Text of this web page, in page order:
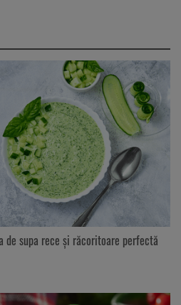
de supa rece și răcoritoare perfectă